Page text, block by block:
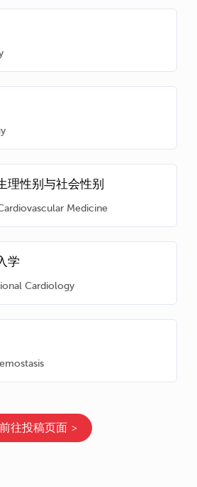
理性别与社会性别
Medicine
学
Cardiology
前往投稿页面